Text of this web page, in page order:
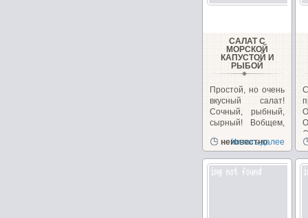
САЛАТ С
МОРСКОЙ
КАПУСТОЙ И
РЫБОЙ
Простой, но очень
вкусный салат!
Сочный, рыбный,
сырный! Вобщем,
удовольствие!...
неизвестно
Читать далее